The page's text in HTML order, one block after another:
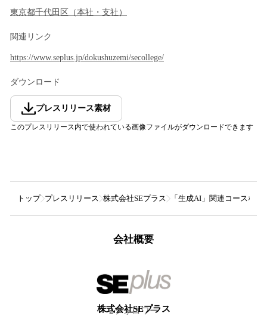
東京都千代田区 （本社・支社 ）
関連リンク
https://www.seplus.jp/dokushuzemi/secollege/
ダウンロード
プレスリリース素材
このプレスリリース内で使われている画像ファイルがダウンロードできます
トップ プレスリリース 株式会社SEプラス 「生成AI」関連コースな
会社概要
株式会社SEプラス
2フォロワー